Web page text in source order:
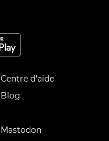
Centre d'aide
Blog
Mastodon